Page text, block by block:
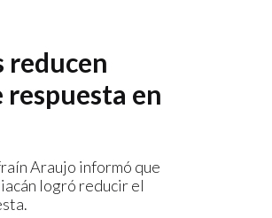
reducen
en
Araujo informó que
logró reducir el